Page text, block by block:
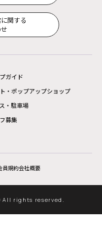
関する
ガイド
・ポップアップショップ
・駐車場
募集
員規約会社概要
rights reserved.